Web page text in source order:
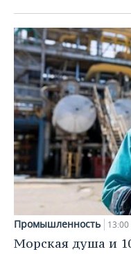
Промышленность 13:00
Морская душа и